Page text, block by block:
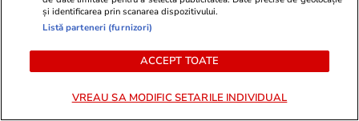
Auziți balastierele găinarilor
cum încarcă la cutiile de
pantofi?
și identificarea prin scanarea dispozitivului.
Listă parteneri (furnizori)
ACCEPT TOATE
VREAU SA MODIFIC SETARILE INDIVIDUAL